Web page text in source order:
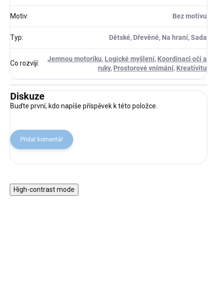
Motiv: Bez motivu
Typ: Dětské, Dřevěné, Na hraní, Sada
Co rozvíjí:
Jemnou motoriku, Logické myšlení, Koordinaci očí a
ruky, Prostorové vnímání, Kreativitu
Diskuze
Buďte první, kdo napíše příspěvek k této položce.
Přidat komentář
High-contrast mode